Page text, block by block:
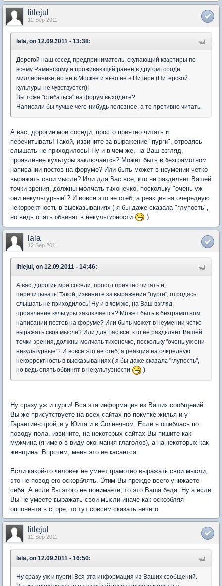
litlejul
12 Sep 2011
lala, on 12.09.2011 - 13:38:
Дорогой наш сосед-предприниматель, скупающий квартиры по
всему Раменскому и проживающий ранее в другом городе
миллионнике, но не в Москве и явно не в Питере (Питерской
культуры не чувствуется)!
Вы тоже "стебаться" на форум выходите?
Написали бы лучше чего-нибудь полезное, а то противно читать.
А вас, дорогие мои соседи, просто приятно читать и
перечитывать! Такой, извините за выражение "пурги", отродясь
слышать не приходилось! Ну и в чем же, на Ваш взгляд,
проявление культуры заключается? Может быть в безграмотном
написании постов на форуме? Или быть может в неумении четко
выражать свои мысли? Или для Вас все, кто не разделяет Вашей
точки зрения, должны молчать тихонечко, поскольку "очень уж
они некультурные"? И вовсе это не стеб, а реакция на очередную
некорректность в высказываниях ( я бы даже сказала "глупость",
но ведь опять обвинят в некультурности
)
lala
12 Sep 2011
litlejul, on 12.09.2011 - 14:46:
А вас, дорогие мои соседи, просто приятно читать и
перечитывать! Такой, извините за выражение "пурги", отродясь
слышать не приходилось! Ну и в чем же, на Ваш взгляд,
проявление культуры заключается? Может быть в безграмотном
написании постов на форуме? Или быть может в неумении четко
выражать свои мысли? Или для Вас все, кто не разделяет Вашей
точки зрения, должны молчать тихонечко, поскольку "очень уж они
некультурные"? И вовсе это не стеб, а реакция на очередную
некорректность в высказываниях ( я бы даже сказала "глупость",
но ведь опять обвинят в некультурности
)
Ну сразу уж и пурги! Вся эта информация из Ваших сообщений.
Вы же присутствуете на всех сайтах по покупке жилья и у
Гарантии-строй, и у Юита и в Солнечном. Если я ошиблась по
поводу пола, извините, на некоторых сайтах Вы пишите как
мужчина (я имею в виду окончания глаголов), а на некоторых как
женщина. Впрочем, меня это не касается.
Если какой-то человек не умеет грамотно выражать свои мысли,
это не повод его оскорблять. Этим Вы прежде всего унижаете
себя. А если Вы этого не понимаете, то это Ваша беда. Ну а если
Вы не умеете выражать свои мысли иначе как оскорбляя
оппонента в споре, то тут совсем сказать нечего.
litlejul
12 Sep 2011
lala, on 12.09.2011 - 16:50:
Ну сразу уж и пурги! Вся эта информация из Ваших сообщений.